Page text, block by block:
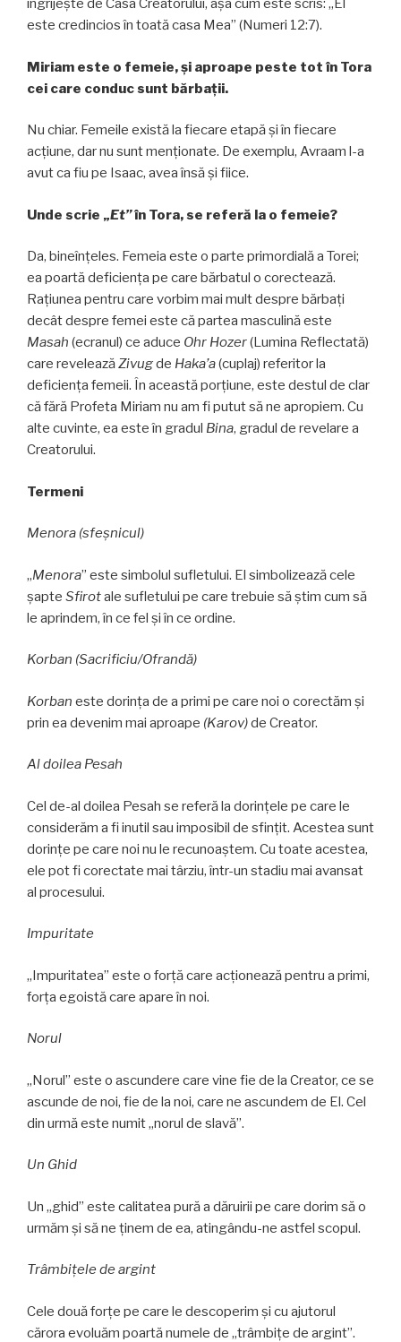
îngrijeşte de Casa Creatorului, așa cum este scris: „El
este credincios în toată casa Mea” (Numeri 12:7).
Miriam este o femeie, și aproape peste tot în Tora
cei care conduc sunt bărbaţii.
Nu chiar. Femeile există la fiecare etapă și în fiecare
acțiune, dar nu sunt menționate. De exemplu, Avraam l-a
avut ca fiu pe Isaac, avea însă și fiice.
Unde scrie „Et”în Tora, se referă la o femeie?
Da, bineînţeles. Femeia este o parte primordială a Torei;
ea poartă deficiența pe care bărbatul o corectează.
Raţiunea pentru care vorbim mai mult despre bărbați
decât despre femei este că partea masculină este
Masah (ecranul) ce aduce Ohr Hozer(Lumina Reflectată)
care reveleazăZivugde Haka’a(cuplaj) referitor la
deficiența femeii. În această porțiune, este destul de clar
că fără Profeta Miriam nu am fi putut să ne apropiem. Cu
alte cuvinte, ea este în gradul Bina, gradul de revelare a
Creatorului.
Termeni
Menora (sfeşnicul)
„Menora” este simbolul sufletului. El simbolizează cele
șapte Sfirotale sufletului pe care trebuie să știm cum să
le aprindem, în ce fel și în ce ordine.
Korban (Sacrificiu/Ofrandă)
Korban este dorința de a primi pe care noi o corectăm și
prin ea devenim mai aproape (Karov)de Creator.
Al doilea Pesah
Cel de-al doilea Pesah se referă la dorințele pe care le
considerăm a fi inutil sau imposibil de sfințit. Acestea sunt
dorințe pe care noi nu le recunoaștem. Cu toate acestea,
ele pot fi corectate mai târziu, într-un stadiu mai avansat
al procesului.
Impuritate
„Impuritatea” este o forță care acţionează pentru a primi,
forța egoistă care apare în noi.
Norul
„Norul” este o ascundere care vine fie de la Creator, ce se
ascunde de noi, fie de la noi, care ne ascundem de El. Cel
din urmă este numit „norul de slavă”.
Un Ghid
Un „ghid” este calitatea pură a dăruirii pe care dorim să o
urmăm și să ne ținem de ea, atingându-ne astfel scopul.
Trâmbiţele de argint
Cele două forțe pe care le descoperim și cu ajutorul
cărora evoluăm poartă numele de „trâmbițe de argint”.